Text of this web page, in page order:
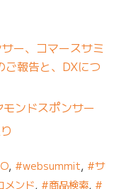
ー、コマースサミ
ご報告と、DXにつ
ンドスポンサー
, #websummit, #サ
メンド, #商品検索, #